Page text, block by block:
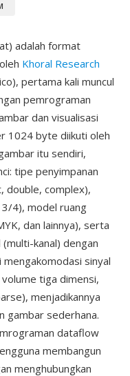
adalah format
Khoral Research
pertama kali muncul
pemrograman
dan visualisasi
1024 byte diikuti oleh
itu sendiri,
tipe penyimpanan
complex),
4), model ruang
dan lainnya), serta
kanal) dengan
sinyal
tiga dimensi,
menjadikannya
gambar sederhana.
dataflow
membangun
menghubungkan